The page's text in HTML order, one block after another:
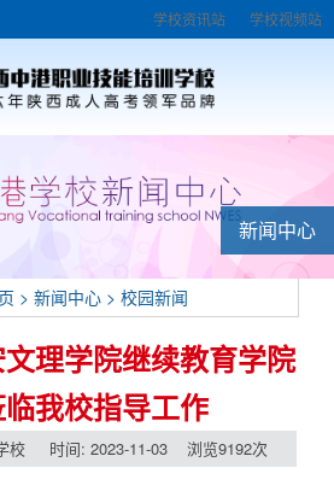
学校资讯站 学校视频站
新闻中心
>新闻中心 >校园新闻
理学院继续教育学院
我校指导工作
校 时间: 2023-11-03 浏览9192次